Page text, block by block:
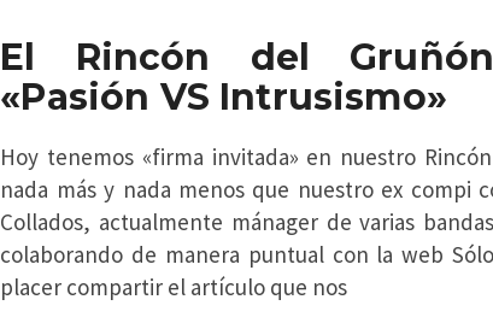
El Rincón del
«Pasión VS Intrusismo»
Hoy tenemos «firma invitada» en nuestro
nada más y nada menos que nuestro ex compi
Collados, actualmente mánager de varias
colaborando de manera puntual con la web
placer compartir el artículo que nos